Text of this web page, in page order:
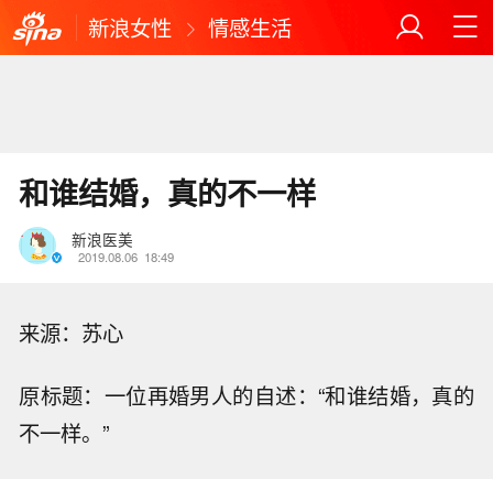
新浪女性 情感生活
和谁结婚，真的不一样
新浪医美
2019.08.06 18:49
来源：苏心
原标题：一位再婚男人的自述：“和谁结婚，真的
不一样。”